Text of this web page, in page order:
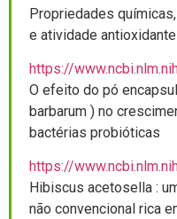
Propriedades
e atividade
https://
O efeito do pó
barbarum ) no
bactérias probióticas
https://
Hibiscus acetosella :
não convencional rica